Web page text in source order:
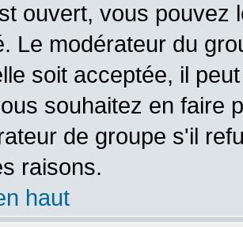
ouvert, vous pouvez
Le modérateur du
soit acceptée, il
souhaitez en faire
de groupe s'il
raisons.
haut